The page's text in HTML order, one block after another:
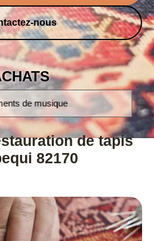
nous
poignet et à gousset
de tapis
82170